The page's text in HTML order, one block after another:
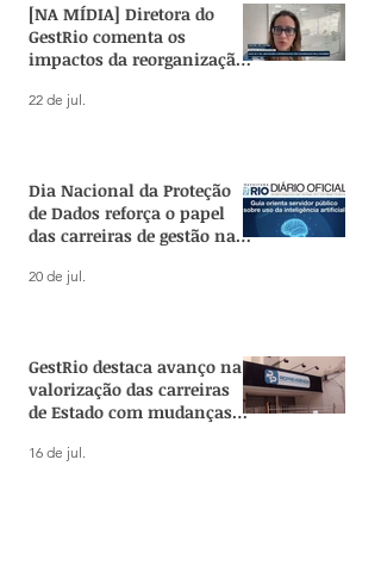
[NA MÍDIA] Diretora do
GestRio comenta os
impactos da reorganização
22 de jul.
Dia Nacional da Proteção
de Dados reforça o papel
das carreiras de gestão na
serviço público
20 de jul.
GestRio destaca avanço na
valorização das carreiras
de Estado com mudanças
16 de jul.